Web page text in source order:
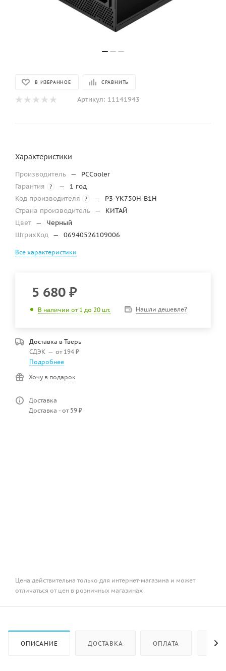
В ИЗБРАННОЕ СРАВНИТЬ
Артикул: 11141943
Характеристики
Производитель —
PCCooler
Гарантия
? —
1 год
Код производителя
? —
P3-YK750H-B1H
Страна производитель —
КИТАЙ
Цвет —
Черный
ШтрихКод — 06940526109006
Все характеристики
5 680 ₽
В наличии от 1 до 20 шт. Нашли дешевле?
Доставка в Тверь
СДЭК — от 194 ₽
Подробнее
Хочу в подарок
Доставка
Доставка - от 59 ₽
Цена действительна только для интернет-магазина и может
отличаться от цен в розничных магазинах
ОПИСАНИЕ ДОСТАВКА ОПЛАТА